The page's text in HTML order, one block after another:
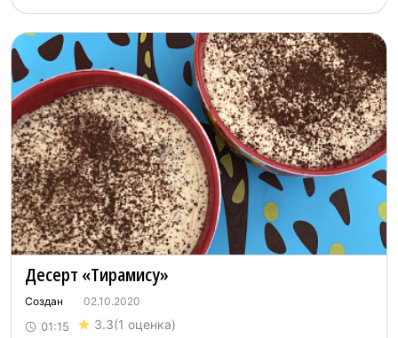
Десерт «Тирамису»
Создан 02.10.2020
01:15 3.3(1 оценка)